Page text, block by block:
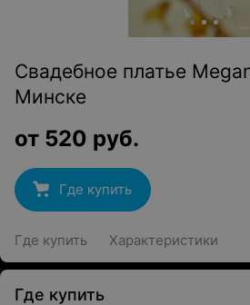
Свадебное платье
Минске
от 520 руб.
Где купить
Где купить Характеристики
Где купить